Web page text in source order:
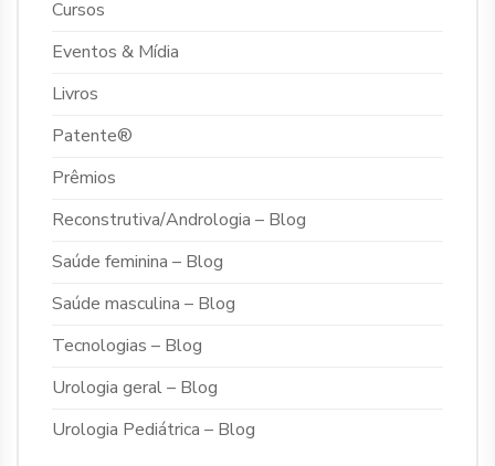
Cursos
Eventos & Mídia
Livros
Patente®
Prêmios
Reconstrutiva/Andrologia – Blog
Saúde feminina – Blog
Saúde masculina – Blog
Tecnologias – Blog
Urologia geral – Blog
Urologia Pediátrica – Blog